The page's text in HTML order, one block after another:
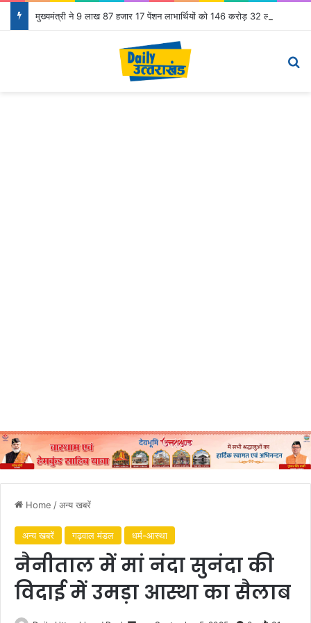
Home /अन्य खबरें
अन्य खबरें गढ़वाल मंडल धर्म-आस्था
नैनीताल में मां नंदा सुनंदा की
विदाई में उमड़ा आस्था का सैलाब